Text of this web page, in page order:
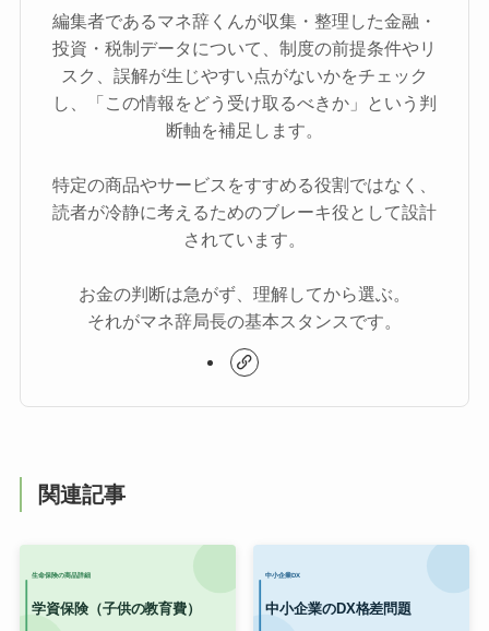
編集者であるマネ辞くんが収集・整理した金融・
投資・税制データについて、制度の前提条件やリ
スク、誤解が生じやすい点がないかをチェック
し、「この情報をどう受け取るべきか」という判
断軸を補足します。
特定の商品やサービスをすすめる役割ではなく、
読者が冷静に考えるためのブレーキ役として設計
されています。
お金の判断は急がず、理解してから選ぶ。
それがマネ辞局長の基本スタンスです。
関連記事